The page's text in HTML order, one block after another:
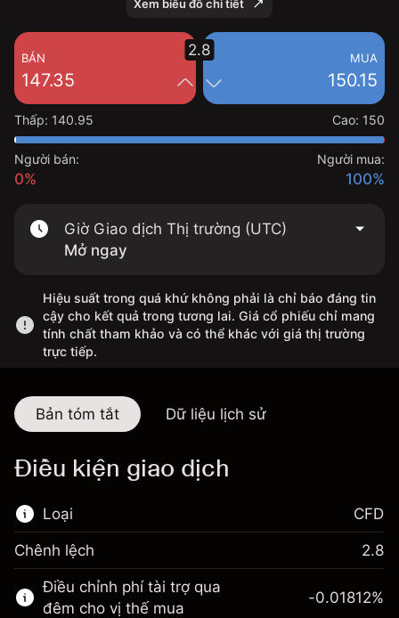
Xem biểu đồ chi tiết
BÁN
147.35
MUA
150.15
2.8
Thấp: 140.95 Cao: 150
Người bán:
0%
Người mua:
100%
Giờ Giao dịch Thị trường (UTC)
Mở ngay
Hiệu suất trong quá khứ không phải là chỉ báo đáng tin
cậy cho kết quả trong tương lai. Giá cổ phiếu chỉ mang
tính chất tham khảo và có thể khác với giá thị trường
trực tiếp.
Bản tóm tắt Dữ liệu lịch sử
Điều kiện giao dịch
Loại
Thị trường tài chính này chỉ dành cho giao
dịch CFD.
CFD
Chênh lệch 2.8
Điều chỉnh phí tài trợ qua
đêm cho vị thế mua
-0.01812%